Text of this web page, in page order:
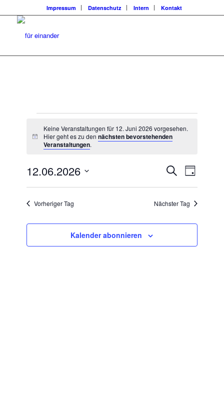
Impressum Datenschutz Intern Kontakt
Veranstaltungen
für
Juni
2026
Hinweis
Keine Veranstaltungen für 12. Juni 2026 vorgesehen.
Hier geht es zu dennächsten bevorstehenden
Veranstaltungen.
Suche
und
SucheTag
12.06.2026
Vorheriger Tag
Nächster Tag
Kalender abonnieren